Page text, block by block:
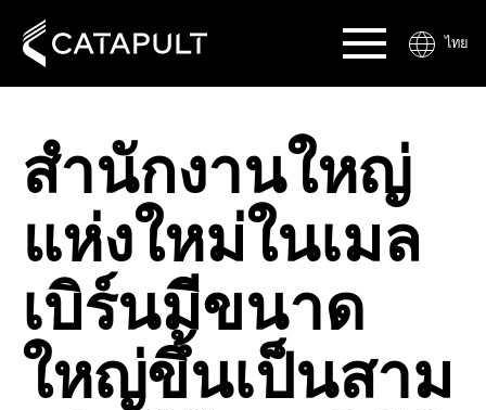
ไทย
สำนักงานใหญ่
แห่งใหม่ในเมล
เบิร์นมีขนาด
ใหญ่ขึ้นเป็นสาม